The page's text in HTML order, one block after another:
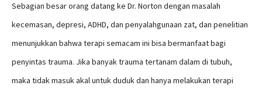
Sebagian besar orang datang ke Dr. Norton dengan masalah
kecemasan, depresi, ADHD, dan penyalahgunaan zat, dan penelitian
menunjukkan bahwa terapi semacam ini bisa bermanfaat bagi
penyintas trauma. Jika banyak trauma tertanam dalam di tubuh,
maka tidak masuk akal untuk duduk dan hanya melakukan terapi